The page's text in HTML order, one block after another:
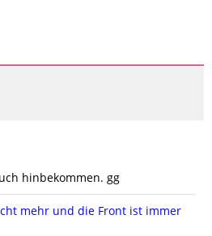
hinbekommen. gg
mehr und die Front ist immer